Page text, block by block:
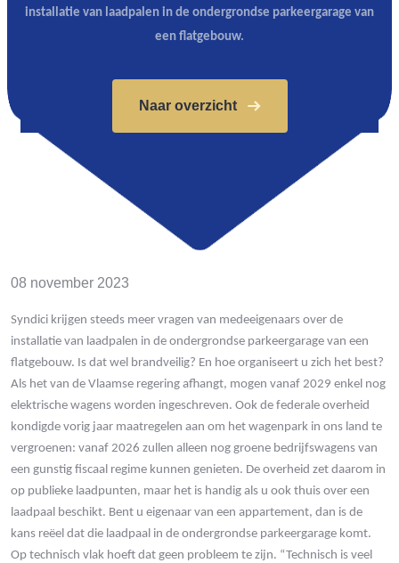
installatie van laadpalen in de ondergrondse parkeergarage van
een flatgebouw.
Naar overzicht
08 november 2023
Syndici krijgen steeds meer vragen van medeeigenaars over de
installatie van laadpalen in de ondergrondse parkeergarage van een
flatgebouw. Is dat wel brandveilig? En hoe organiseert u zich het best?
Als het van de Vlaamse regering afhangt, mogen vanaf 2029 enkel nog
elektrische wagens worden ingeschreven. Ook de federale overheid
kondigde vorig jaar maatregelen aan om het wagenpark in ons land te
vergroenen: vanaf 2026 zullen alleen nog groene bedrijfswagens van
een gunstig fiscaal regime kunnen genieten. De overheid zet daarom in
op publieke laadpunten, maar het is handig als u ook thuis over een
laadpaal beschikt. Bent u eigenaar van een appartement, dan is de
kans reëel dat die laadpaal in de ondergrondse parkeergarage komt.
Op technisch vlak hoeft dat geen probleem te zijn. “Technisch is veel